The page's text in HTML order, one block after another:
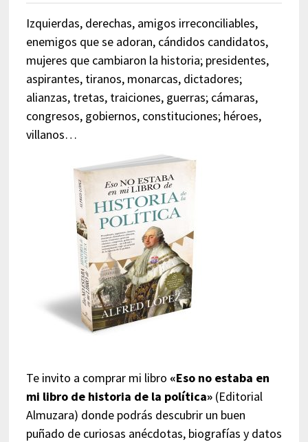
Izquierdas, derechas, amigos irreconciliables,
enemigos que se adoran, cándidos candidatos,
mujeres que cambiaron la historia; presidentes,
aspirantes, tiranos, monarcas, dictadores;
alianzas, tretas, traiciones, guerras; cámaras,
congresos, gobiernos, constituciones; héroes,
villanos…
Te invito a comprar mi libro «Eso no estaba en
mi libro de historia de la política»(Editorial
Almuzara) donde podrás descubrir un buen
puñado de curiosas anécdotas, biografías y datos